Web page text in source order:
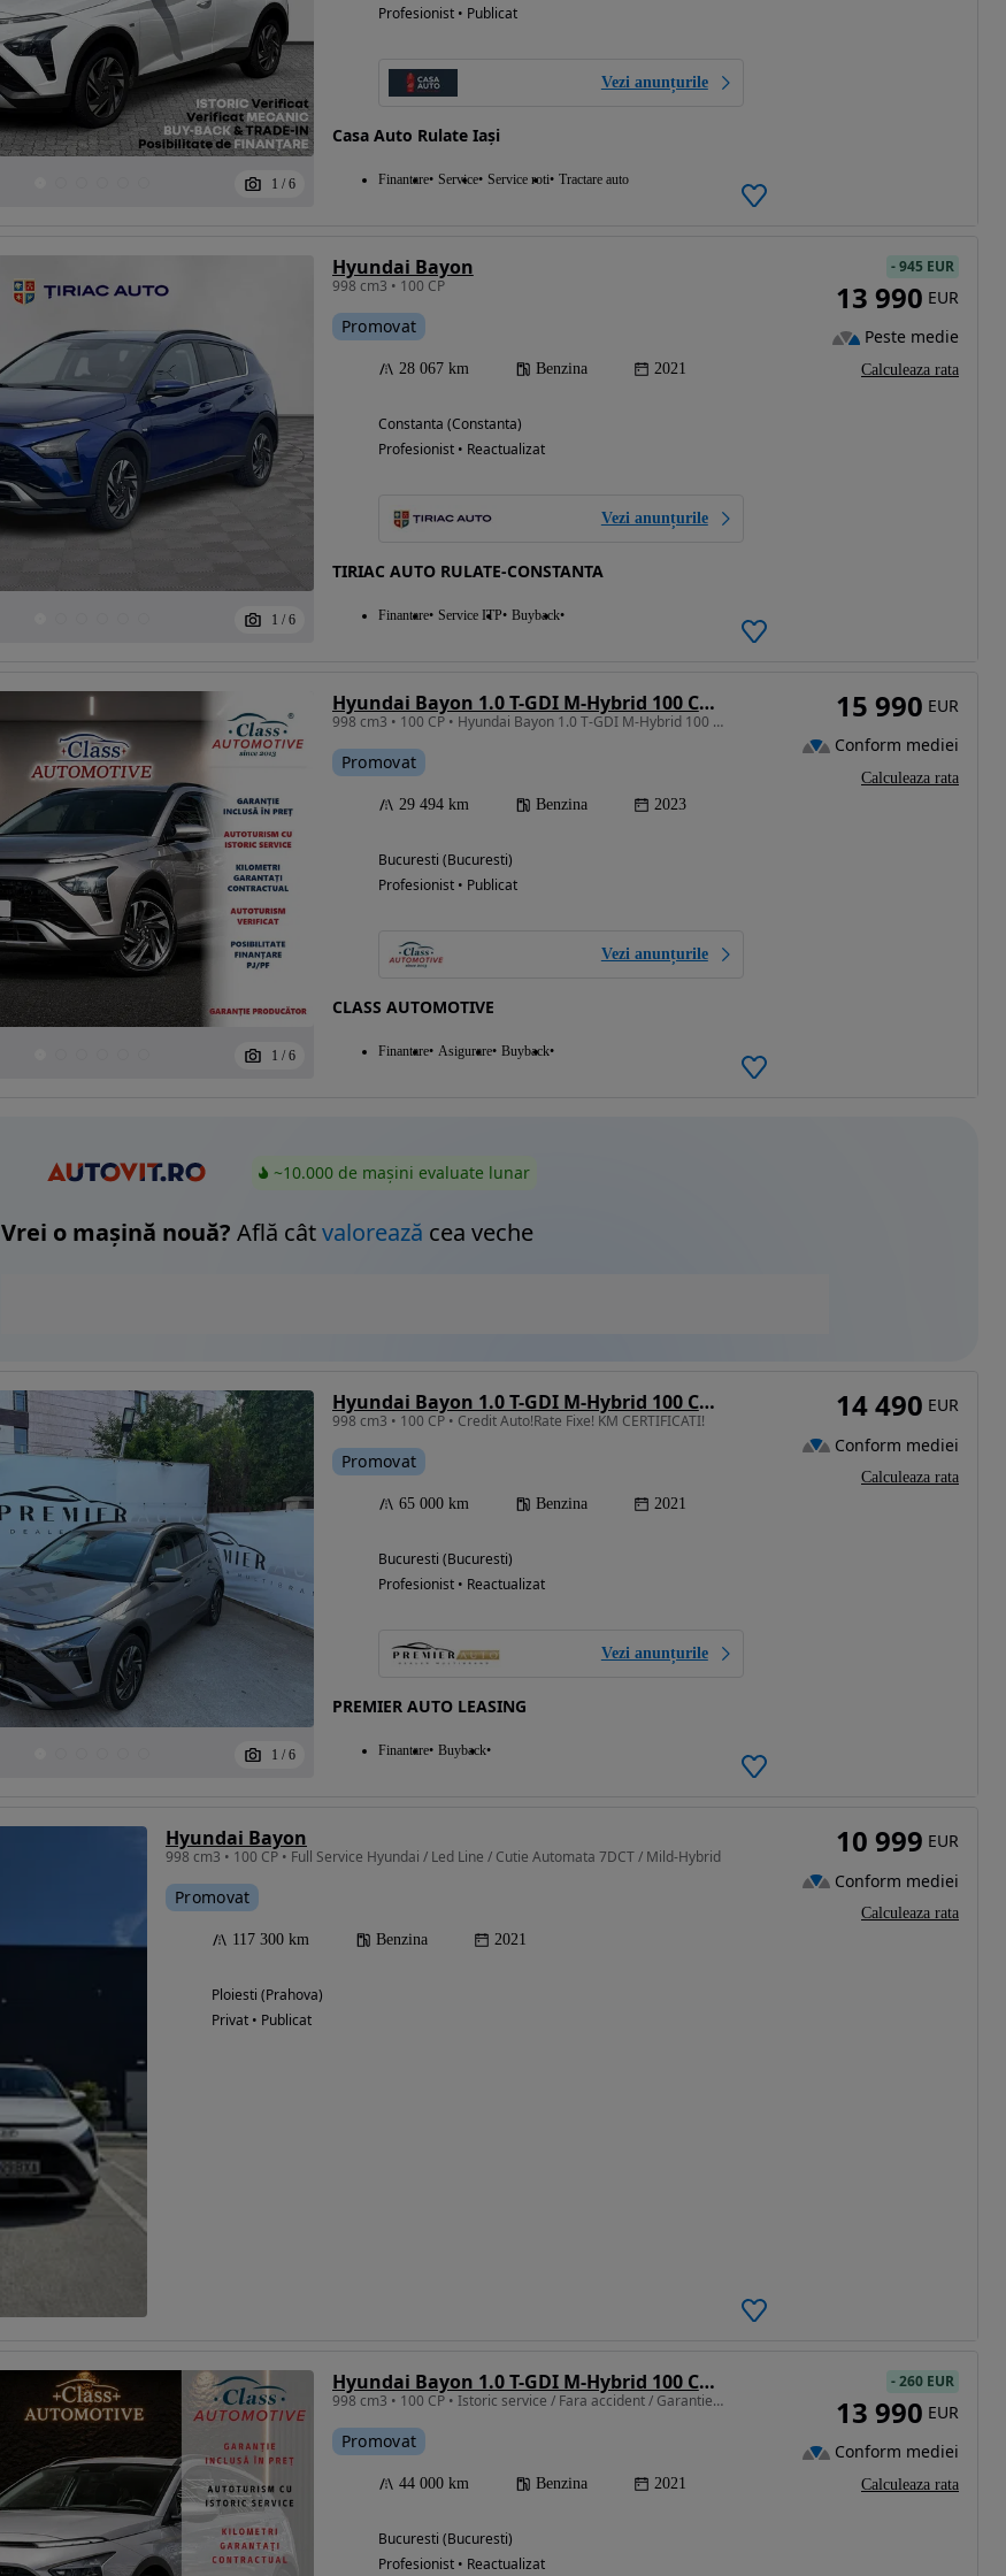
Eligibil pentru
1 / 6
Profesionist • Publicat
Vezi anunțurile
Casa Auto Rulate Iași
Finantare Service Service roti Tractare auto
1 / 6
Hyundai Bayon
998 cm3 • 100 CP
Promovat
28 067 km Benzina 2021
Constanta (Constanta)
Profesionist • Reactualizat
Vezi anunțurile
TIRIAC AUTO RULATE-CONSTANTA
Finantare Service ITP Buyback
-945 EUR
13 990 EUR
Peste medie
Calculeaza rata
1 / 6
Hyundai Bayon 1.0 T-GDI M-Hybrid 100 CP 7DCT Led Line
998 cm3 • 100 CP • Hyundai Bayon 1.0 T-GDI M-Hybrid 100 CP 7DCT Led Line
Promovat
29 494 km Benzina 2023
Bucuresti (Bucuresti)
Profesionist • Publicat
Vezi anunțurile
CLASS AUTOMOTIVE
Finantare Asigurare Buyback
15 990 EUR
Conform mediei
Calculeaza rata
~10.000 de mașini evaluate lunar
Vrei o mașină nouă? Află câtvalorează cea veche
1 / 6
Hyundai Bayon 1.0 T-GDI M-Hybrid 100 CP 7DCT Led Line
998 cm3 • 100 CP • Credit Auto!Rate Fixe! KM CERTIFICATI!
Promovat
65 000 km Benzina 2021
Bucuresti (Bucuresti)
Profesionist • Reactualizat
Vezi anunțurile
PREMIER AUTO LEASING
Finantare Buyback
14 490 EUR
Conform mediei
Calculeaza rata
Hyundai Bayon
998 cm3 • 100 CP • Full Service Hyundai / Led Line / Cutie Automata 7DCT / Mild-Hybrid
Promovat
117 300 km Benzina 2021
Ploiesti (Prahova)
Privat • Publicat
10 999 EUR
Conform mediei
Calculeaza rata
Hyundai Bayon 1.0 T-GDI M-Hybrid 100 CP 7DCT Led Line
998 cm3 • 100 CP • Istoric service / Fara accident / Garantie 12-36 Luni
Promovat
44 000 km Benzina 2021
Bucuresti (Bucuresti)
Profesionist • Reactualizat
-260 EUR
13 990 EUR
Conform mediei
Calculeaza rata